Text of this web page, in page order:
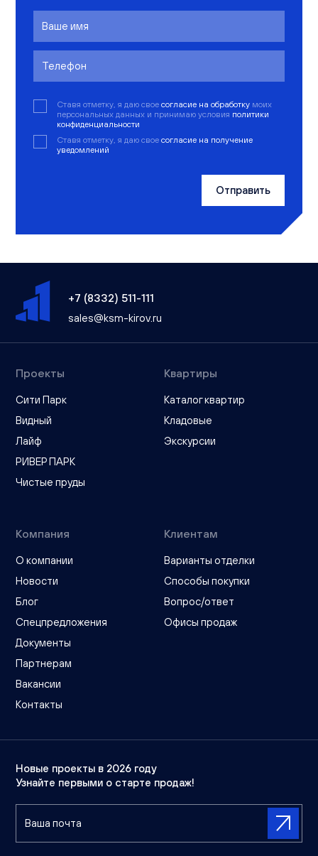
Ставя отметку, я даю свое согласие на обработку моих
персональных данных и принимаю условия политики
конфиденциальности
Ставя отметку, я даю свое согласие на получение
уведомлений
Отправить
+7 (8332) 511-111
sales@ksm-kirov.ru
Проекты
Сити Парк
Видный
Лайф
РИВЕР ПАРК
Чистые пруды
Квартиры
Каталог квартир
Кладовые
Экскурсии
Компания
О компании
Новости
Блог
Спецпредложения
Документы
Партнерам
Вакансии
Контакты
Клиентам
Варианты отделки
Способы покупки
Вопрос/ответ
Офисы продаж
Новые проекты в 2026 году
Узнайте первыми о старте продаж!